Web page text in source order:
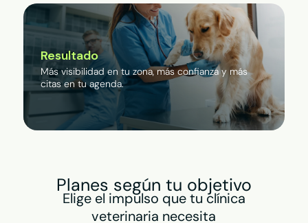
Resultado
Más visibilidad en tu zona, más confianza y más
citas en tu agenda.
Planes según tu objetivo
Elige el impulso que tu clínica
veterinaria necesita